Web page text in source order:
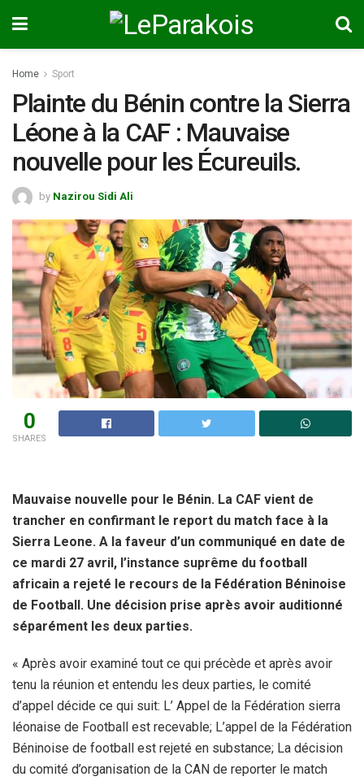
Home Sport
Plainte du Bénin contre la Sierra
Léone à la CAF : Mauvaise
nouvelle pour les Écureuils.
by Nazirou Sidi Ali
0
SHARES
Mauvaise nouvelle pour le Bénin. La CAF vient de
trancher en confirmant le report du match face à la
Sierra Leone. A la faveur d’un communiqué en date de
ce mardi 27 avril, l’instance suprême du football
africain a rejeté le recours de la Fédération Béninoise
de Football. Une décision prise après avoir auditionné
séparément les deux parties.
« Après avoir examiné tout ce qui précède et après avoir
tenu la réunion et entendu les deux parties, le comité
d’appel décide ce qui suit: L’ Appel de la Fédération sierra
léonaise de Football est recevable; L’appel de la Fédération
Béninoise de football est rejeté en substance; La décision
du comité d’organisation de la CAN de reporter le match